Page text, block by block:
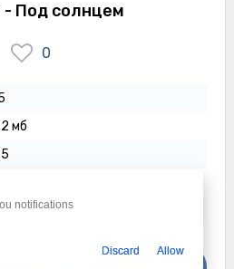
- Под солнцем
0
мб
03-2023
notifications
Discard Allow